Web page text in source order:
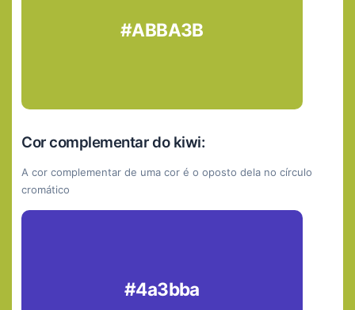
#ABBA3B
Cor complementar do kiwi:
A cor complementar de uma cor é o oposto dela no círculo
cromático
#4a3bba